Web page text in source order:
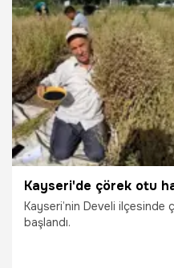
Kayseri'de çörek otu
Kayseri’nin Develi ilçesinde
başlandı.